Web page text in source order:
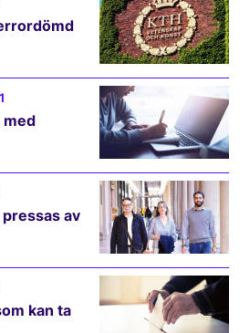
med
av
kan ta